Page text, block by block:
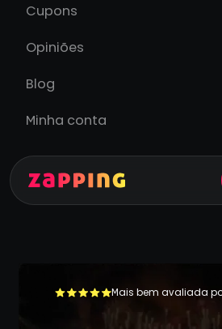
Cupons
Opiniões
Blog
Minha conta
Mais bem avaliada